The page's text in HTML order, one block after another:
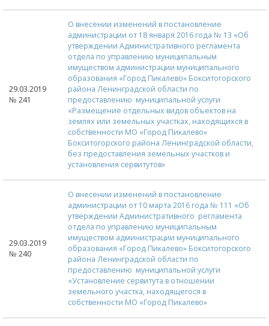
29.03.2019
№ 241
О внесении изменений в постановление
администрации от 18 января 2016 года № 13 «Об
утверждении Административного регламента
отдела по управлению муниципальным
имуществом администрации муниципального
образования «Город Пикалево» Бокситогорского
района Ленинградской области по
предоставлению муниципальной услуги
«Размещение отдельных видов объектов на
землях или земельных участках, находящихся в
собственности МО «Город Пикалево»
Бокситогорского района Ленинградской области,
без предоставления земельных участков и
установления сервитутов»
29.03.2019
№ 240
О внесении изменений в постановление
администрации от 10 марта 2016 года № 111 «Об
утверждении Административного регламента
отдела по управлению муниципальным
имуществом администрации муниципального
образования «Город Пикалево» Бокситогорского
района Ленинградской области по
предоставлению муниципальной услуги
«Установление сервитута в отношении
земельного участка, находящегося в
собственности МО «Город Пикалево»